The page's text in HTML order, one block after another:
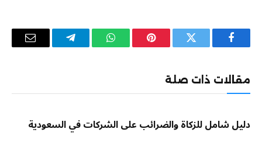
فيسبوك تويتر بينتيريستواتساب تيلقرام
البريد
مقالات ذات صلة
دليل شامل للزكاة والضرائب على الشركات في السعودية